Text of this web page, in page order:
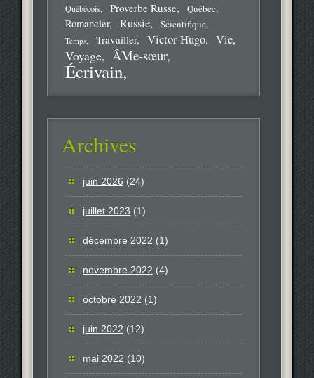
Québécois
Proverbe Russe Québec
Romancier Russie Scientifique
Temps Travailler Victor Hugo Vie
Voyage ÂMe-sœur
Écrivain
Archives
juin 2026 (24)
juillet 2023 (1)
décembre 2022 (1)
novembre 2022 (4)
octobre 2022 (1)
juin 2022 (12)
mai 2022 (10)